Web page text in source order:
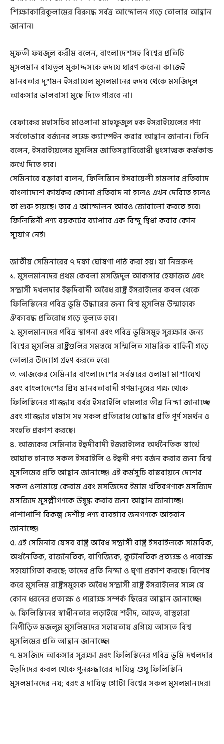
শিক্ষাকারিকুলামের বিরুদ্ধে সর্বত্র আন্দোলন গড়ে তোলার আহ্বান
জানান।
মুফতী ফয়জুল করীম বলেন, বাংলাদেশসহ বিশ্বের প্রতিটি
মুসলমান বায়তুল মুকাদ্দসকে হৃদয়ে ধারণ করেন। কাজেই
মানবতার দুশমন ইসরায়েল মুসলমানের হৃদয় থেকে মসজিদুল
আকসার ভালবাসা মুছে দিতে পারবে না।
বেফাকের মহাসচিব মাওলানা মাহফুজুল হক ইসরাইয়েলের পণ্য
সর্বতোভাবে বর্জনের লক্ষে ক্যাম্পেইন করার আহ্বান জানান। তিনি
বলেন, ইসরাইয়েলের মুসলিম জাতিসত্তাবিরোধী ধ্বংসাত্মক কর্মকান্ড
রুখে দিতে হবে।
সেমিনারে বক্তারা বলেন, ফিলিস্তিনে ইসরায়েলী হামলার প্রতিবাদে
বাংলাদেশে কার্যকর কোনো প্রতিবাদ না হলেও এখন দেরিতে হলেও
তা শুরু হয়েছে। তবে এ আন্দোলন আরও জোরালো করতে হবে।
ফিলিস্তিনী পণ্য বয়কটের ব্যাপারে এক বিন্দু দ্বিধা করার কোন
সুযোগ নেই।
জাতীয় সেমিনারের ৭ দফা ঘোষণা পাঠ করা হয়। যা নিম্নরূপ:
১. মুসলমানদের প্রথম কেবলা মসজিদুল আকসার হেফাজত এবং
সন্ত্রাসী দখলদার ইহুদিবাদী অবৈধ রাষ্ট্র ইসরাইলের কবল থেকে
ফিলিস্তিনের পবিত্র ভূমি উদ্ধারের জন্য বিশ্ব মুসলিম উম্মাহকে
ঐক্যবদ্ধ প্রতিরোধ গড়ে তুলতে হবে।
২. মুসলমানদের পবিত্র স্থাপনা এবং পবিত্র ভূমিসমূহ সুরক্ষার জন্য
বিশ্বের মুসলিম রাষ্ট্রগুলির সমন্বয়ে সম্মিলিত সামরিক বাহিনী গড়ে
তোলার উদ্যোগ গ্রহণ করতে হবে।
৩. আজকের সেমিনার বাংলাদেশের সর্বস্তরের ওলামা মাশায়েখ
এবং বাংলাদেশের প্রিয় মানবতাবাদী গণমানুষের পক্ষ থেকে
ফিলিস্তিনের গাজ্জায় বর্বর ইসরাইলি হামলার তীব্র নিন্দা জানাচ্ছে
এবং গাজ্জার হামাস সহ সকল প্রতিরোধ যোদ্ধার প্রতি পূর্ণ সমর্থন ও
সংহতি প্রকাশ করছে।
৪. আজকের সেমিনার ইহুদীবাদী ইজরাইলের অর্থনৈতিক স্বার্থে
আঘাত হানতে সকল ইসরাইলি ও ইহুদী পণ্য বর্জন করার জন্য বিশ্ব
মুসলিমের প্রতি আহ্বান জানাচ্ছে। এই কর্মসূচি বাস্তবায়নে দেশের
সকল ওলামায়ে কেরাম এবং মসজিদের ইমাম খতিবগণকে মসজিদে
মসজিদে মুসল্লীগণকে উদ্বুদ্ধ করার জন্য আহ্বান জানাচ্ছে।
পাশাপাশি বিকল্প দেশীয় পণ্য ব্যবহারে জনগণকে আহবান
জানাচ্ছে।
৫. এই সেমিনার যেসব রাষ্ট্র অবৈধ সন্ত্রাসী রাষ্ট্র ইসরাইলকে সামরিক,
অর্থনৈতিক, রাজনৈতিক, বাণিজ্যিক, কূটনৈতিক প্রত্যক্ষ ও পরোক্ষ
সহযোগিতা করছে; তাদের প্রতি নিন্দা ও ঘৃণা প্রকাশ করছে। বিশেষ
করে মুসলিম রাষ্ট্রসমূহকে অবৈধ সন্ত্রাসী রাষ্ট্র ইসরাইলের সঙ্গে যে
কোন ধরনের প্রত্যক্ষ ও পরোক্ষ সম্পর্ক ছিন্নের আহ্বান জানাচ্ছে।
৬. ফিলিস্তিনের স্বাধীনতার লড়াইয়ে শহীদ, আহত, বাস্তুহারা
নিপীড়িত মজলুম মুসলিমদের সহায়তায় এগিয়ে আসতে বিশ্ব
মুসলিমের প্রতি আহ্বান জানাচ্ছে।
৭. মসজিদে আকসার সুরক্ষা এবং ফিলিস্তিনের পবিত্র ভূমি দখলদার
ইহুদিদের কবল থেকে পুনরুদ্ধারের দায়িত্ব শুধু ফিলিস্তিনি
মুসলমানদের নয়; বরং এ দায়িত্ব গোটা বিশ্বের সকল মুসলমানদের।